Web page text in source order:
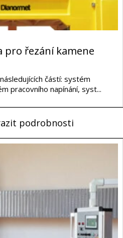
pro řezání kamene
částí: systém
pracovního napínání, syst...
podrobnosti